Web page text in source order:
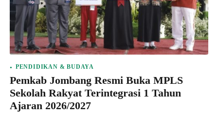
PENDIDIKAN & BUDAYA
Pemkab Jombang Resmi Buka MPLS
Sekolah Rakyat Terintegrasi 1 Tahun
Ajaran 2026/2027